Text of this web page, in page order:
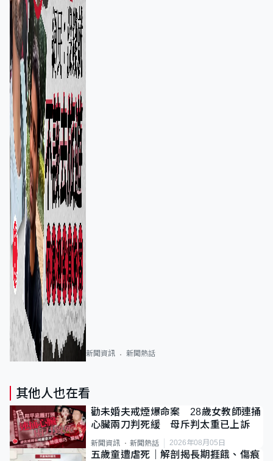
新聞資訊 新聞熱話
其他人也在看
勸未婚夫戒煙爆命案 28歲女教師連捅
心臟兩刀判死緩 母斥判太重已上訴
新聞資訊 新聞熱話 2026年08月05日
五歲童遭虐死｜解剖揭長期捱餓、傷痕